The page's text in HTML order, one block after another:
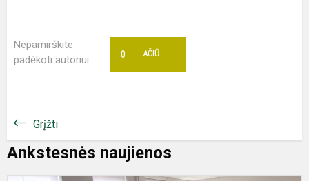
Nepamirškite
padėkoti autoriui
AČIŪ
0
Grįžti
Ankstesnės naujienos